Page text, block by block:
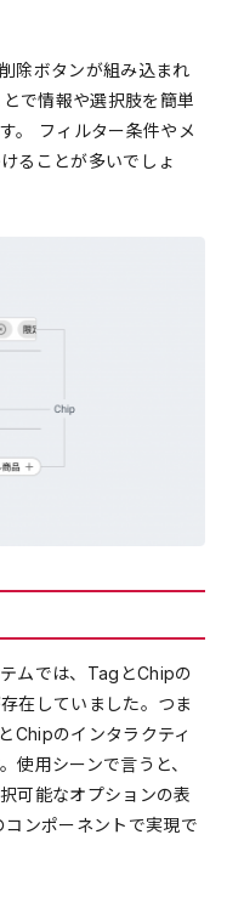
除ボタンが組み込まれ
で情報や選択肢を簡単
。 フィルター条件やメ
ることが多いでしょ
ムでは、TagとChipの
在していました。つま
Chipのインタラクティ
使用シーンで言うと、
可能なオプションの表
ンポーネントで実現で